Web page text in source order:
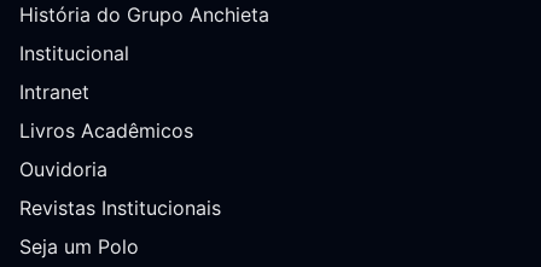
História do Grupo Anchieta
Institucional
Intranet
Livros Acadêmicos
Ouvidoria
Revistas Institucionais
Seja um Polo